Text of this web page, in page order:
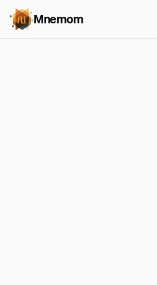
Mnemom